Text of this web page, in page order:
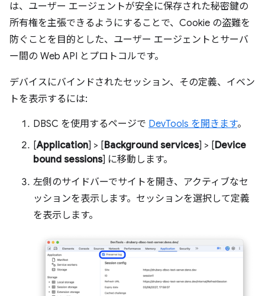
は、ユーザー エージェントが安全に保存された秘密鍵の
所有権を主張できるようにすることで、Cookie の盗難を
防ぐことを目的とした、ユーザー エージェントとサーバ
ー間の Web API とプロトコルです。
デバイスにバインドされたセッション、その定義、イベン
トを表示するには:
DBSC を使用するページで DevTools を開きます。
[Application] > [Background services] > [Device
bound sessions] に移動します。
左側のサイドバーでサイトを開き、アクティブなセ
ッションを表示します。セッションを選択して定義
を表示します。